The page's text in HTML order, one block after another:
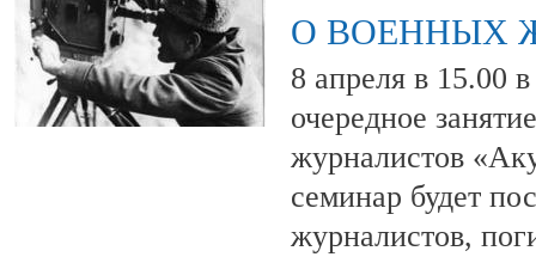
О ВОЕННЫХ
8 апреля в 15.00
очередное
журналистов
семинар будет
журналистов,